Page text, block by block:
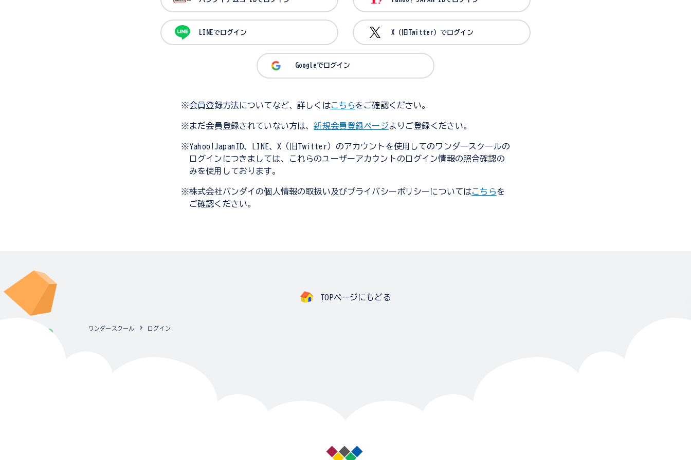
LINEでログイン X（旧Twitter）でログイン
Googleでログイン
※会員登録方法についてなど、詳しくはこちらをご確認ください。
※まだ会員登録されていない方は、新規会員登録ページよりご登録ください。
※Yahoo!JapanID、LINE、X（旧Twitter）のアカウントを使用してのワンダースクールの
ログインにつきましては、これらのユーザーアカウントのログイン情報の照合確認の
みを使用しております。
※株式会社バンダイの個人情報の取扱い及びプライバシーポリシーについてはこちらを
ご確認ください。
TOPページにもどる
ワンダースクール ログイン